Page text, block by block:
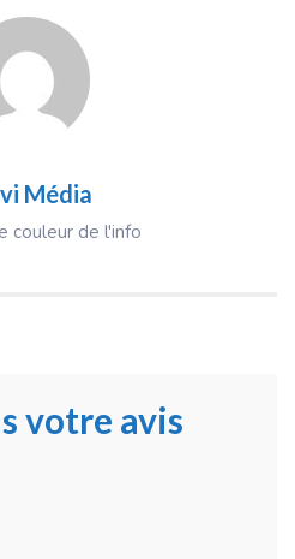
Média
couleur de l'info
votre avis